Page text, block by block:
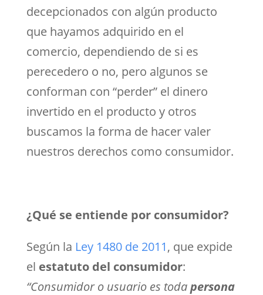
decepcionados con algún producto
que hayamos adquirido en el
comercio, dependiendo de si es
perecedero o no, pero algunos se
conforman con “perder” el dinero
invertido en el producto y otros
buscamos la forma de hacer valer
nuestros derechos como consumidor.
¿Qué se entiende por consumidor?
Según la Ley 1480 de 2011, que expide
el estatuto del consumidor:
“Consumidor o usuario es todapersona